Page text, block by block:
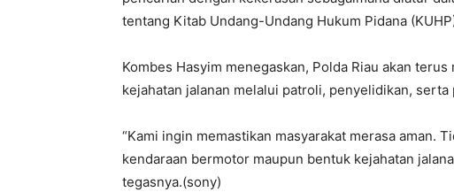
tentang Kitab Undang-Undang Hukum Pidana
Kombes Hasyim menegaskan, Polda Riau akan
kejahatan jalanan melalui patroli, penyelidikan,
“Kami ingin memastikan masyarakat merasa aman.
kendaraan bermotor maupun bentuk kejahatan
tegasnya.(sony)